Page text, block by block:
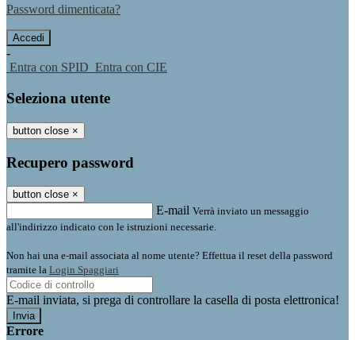
Password dimenticata?
-
Entra con SPID Entra con CIE
Seleziona utente
button close ×
Recupero password
button close ×
E-mail Verrà inviato un messaggio
all'indirizzo indicato con le istruzioni necessarie.
Non hai una e-mail associata al nome utente? Effettua il reset della password
tramite la Login Spaggiari
E-mail inviata, si prega di controllare la casella di posta elettronica!
Errore